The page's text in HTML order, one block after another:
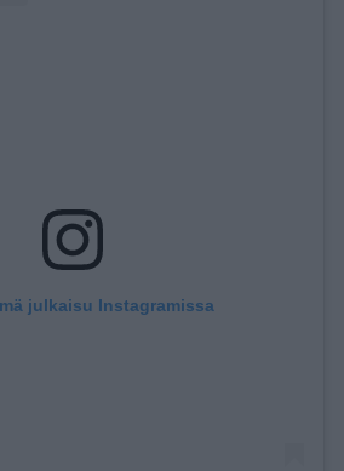
julkaisu Instagramissa